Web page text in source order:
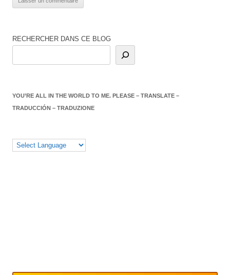
RECHERCHER DANS CE BLOG
YOU’RE ALL IN THE WORLD TO ME. PLEASE – TRANSLATE –
TRADUCCIÓN – TRADUZIONE